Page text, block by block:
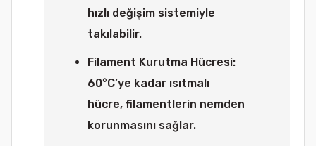
hızlı değişim sistemiyle
takılabilir.
Filament Kurutma Hücresi:
60°C’ye kadar ısıtmalı
hücre, filamentlerin nemden
korunmasını sağlar.